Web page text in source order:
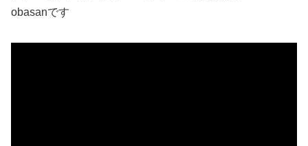
obasanです